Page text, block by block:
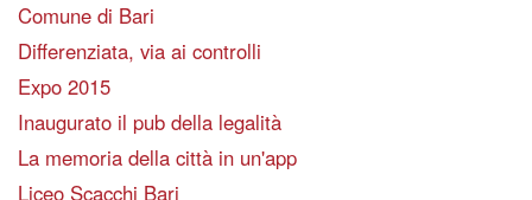
Comune di Bari
Differenziata, via ai controlli
Expo 2015
Inaugurato il pub della legalità
La memoria della città in un'app
Liceo Scacchi Bari